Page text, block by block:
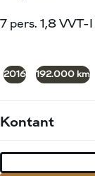
7 pers. 1,8
2016 192.000 km
Kontant